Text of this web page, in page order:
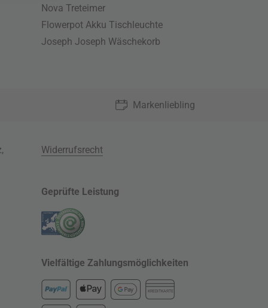
Nova Treteimer
Flowerpot Akku Tischleuchte
Joseph Joseph Wäschekorb
Markenliebling
, Widerrufsrecht
Geprüfte Leistung
Vielfältige Zahlungsmöglichkeiten
KREDITKARTE